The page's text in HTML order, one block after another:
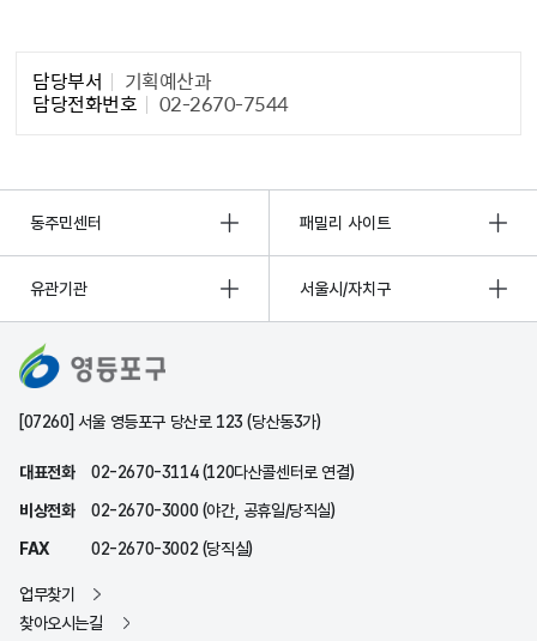
담당부서 기획예산과
담당전화번호 02-2670-7544
동주민센터 패밀리 사이트
유관기관 서울시/자치구
[07260] 서울 영등포구 당산로 123 (당산동3가)
대표전화
02-2670-3114 (120다산콜센터로 연결)
비상전화
02-2670-3000 (야간, 공휴일/당직실)
FAX
02-2670-3002 (당직실)
업무찾기
찾아오시는길